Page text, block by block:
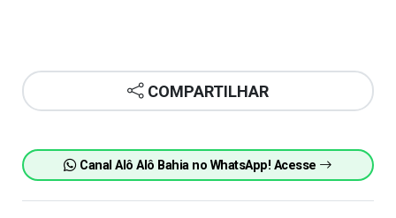
COMPARTILHAR
Canal Alô Alô Bahia no WhatsApp! Acesse